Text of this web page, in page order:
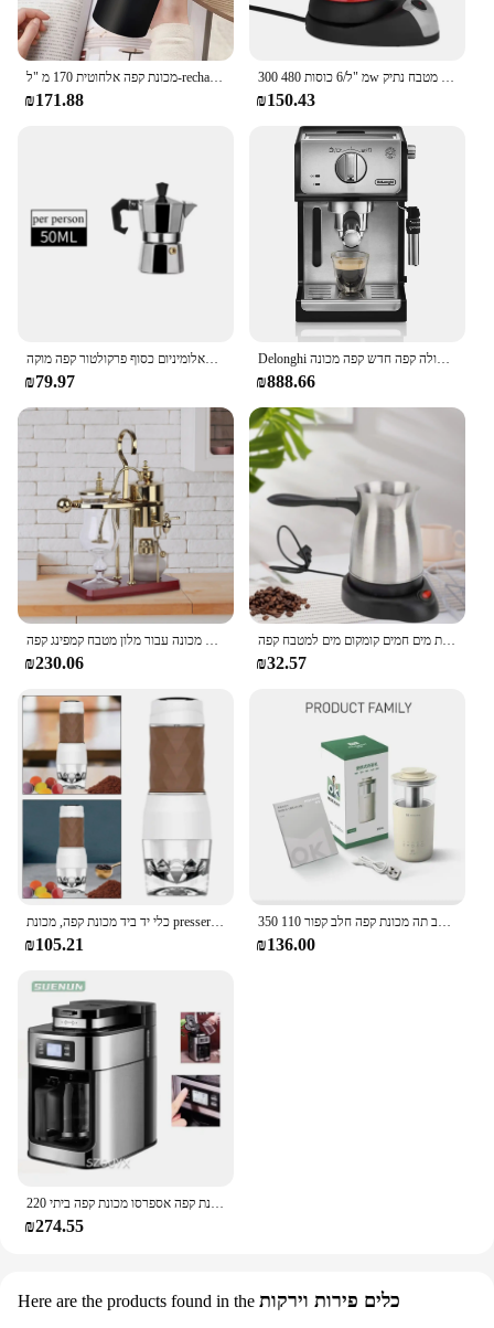
מכונת קפה אלחוטית 170 מ "ל-rechable & תואם לקפסולה וקפה טחון למשרד מטבח
₪171.88
300 מ "ל/6 כוסות 480w סיר חשמלי סיר מטבח נתיק
₪150.43
מוקה סיר קפה סווטטופ קפה מאלומיניום כסוף פרקולטור קפה מוקה
₪79.97
Delonghi קפה מכונת, קפוצ 'ינו מכונת, ואקום קפה, קפה מכונת מטבח, אוטומטי הקפסולה קפה חדש קפה מכונה
₪888.66
מכונת קפה סיפון אנטי להחליק מטבח כלי בישול עם מדריך אלגנטי בלגיה מתבשל מכונה עבור מלון מטבח קמפינג קפה
₪230.06
מכונת קפה טורקית חשמלית טורקית מים חמים קומקום מים למטבח קפה
₪32.57
כלי יד ביד מכונת קפה, מכונת presser קפה, כלי מכונת נייד, מכונת תה, מכונת כביסה, סיר קפה עבור מטבח, קמפינג
₪105.21
350 מ "ל 5 ב 1 מכונת קפה חשמלי חלב תה מכונת קפה חלב קפור 110v 220v אוטומטי המטבח ביתי בנדר דידי קפה
₪136.00
מכונת קפה חשמלי 1200 מ "ל מכונת קפה אוטומטית בית קפה אספרסו מכונת קפה אספרסו מכונת קפה ביתי 220v
₪274.55
Here are the products found in the כלים פירות וירקות